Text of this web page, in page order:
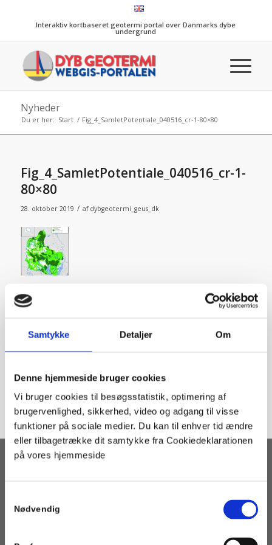
Samtykke Detaljer Om
Denne hjemmeside bruger cookies
Vi bruger cookies til besøgsstatistik, optimering af
brugervenlighed, sikkerhed, video og adgang til visse
funktioner på sociale medier. Du kan til enhver tid ændre
eller tilbagetrække dit samtykke fra Cookiedeklarationen
på vores hjemmeside
Nødvendig
Interaktiv kortbaseret geotermi portal over Danmarks dybe
undergrund
Nyheder
Du er her: Start / Fig_4_SamletPotentiale_040516_cr-1-80×80
Fig_4_SamletPotentiale_040516_cr-1-
80×80
28. oktober 2019 / af dybgeotermi_geus_dk
Share this entry
geotermi portal som henvender sig til fjernvarmeselskaber,
kommuner og andre med interesse i etablering af geotermisk